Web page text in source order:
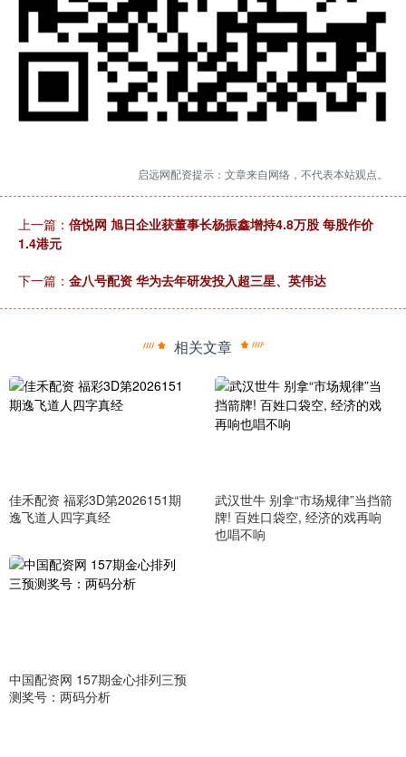
启远网配资提示：文章来自网络，不代表本站观点。
上一篇： 倍悦网 旭日企业获董事长杨振鑫增持4.8万股 每股作价
1.4港元
下一篇： 金八号配资 华为去年研发投入超三星、英伟达
相关文章
佳禾配资 福彩3D第2026151期
逸飞道人四字真经
武汉世牛 别拿“市场规律”当挡箭
牌! 百姓口袋空, 经济的戏再响
也唱不响
中国配资网 157期金心排列三预
测奖号：两码分析